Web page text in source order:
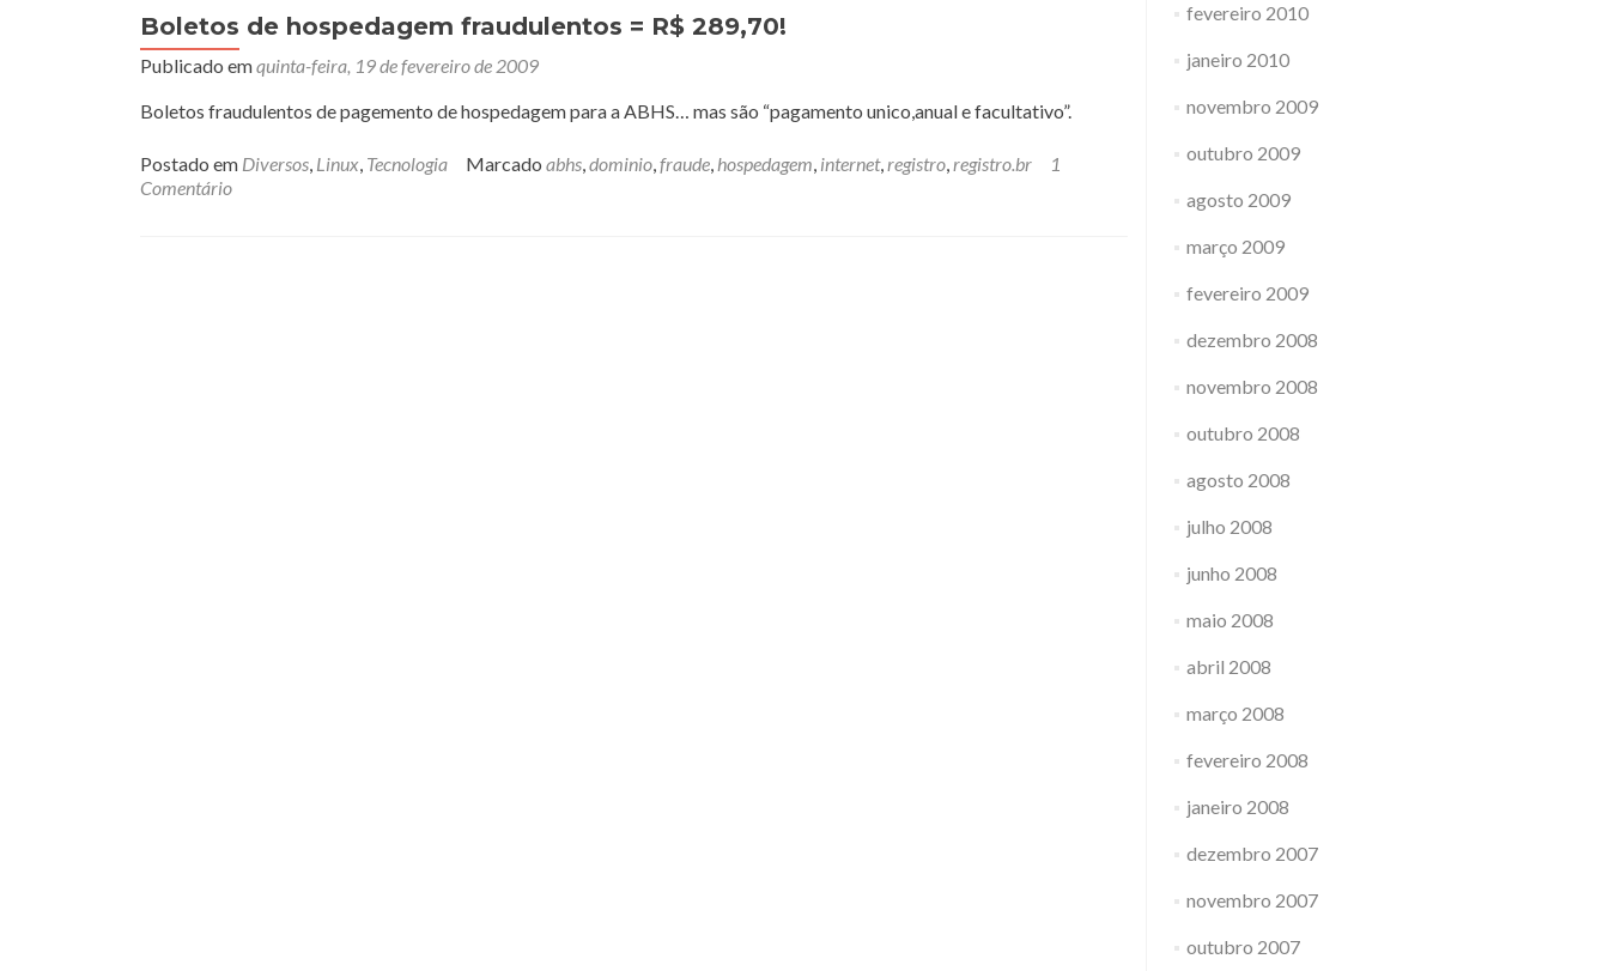
Boletos de hospedagem fraudulentos = R$ 289,70!
Publicado emquinta-feira, 19 de fevereiro de 2009
Boletos fraudulentos de pagemento de hospedagem para a ABHS… mas são “pagamento unico,anual e facultativo”.
Postado em Diversos, Linux, Tecnologia Marcado abhs,dominio,fraude, hospedagem, internet,registro,registro.br
1
Comentário
fevereiro 2010
janeiro 2010
novembro 2009
outubro 2009
agosto 2009
março 2009
fevereiro 2009
dezembro 2008
novembro 2008
outubro 2008
agosto 2008
julho 2008
junho 2008
maio 2008
abril 2008
março 2008
fevereiro 2008
janeiro 2008
dezembro 2007
novembro 2007
outubro 2007